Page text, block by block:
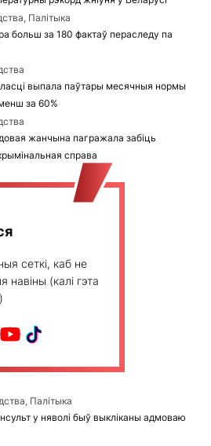
Палітыка
больш за 180 фактаў пераследу па
выпала паўтары месячныя нормы
за 60%
жанчына пагражала забіць
справа
сеткі, каб не
навіны (калі гэта
Палітыка
у няволі быў выкліканы адмоваю